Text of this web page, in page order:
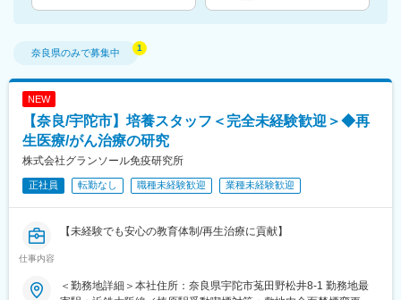
奈良県のみで募集中
NEW
【奈良/宇陀市】培養スタッフ＜完全未経験歓迎＞◆再
生医療/がん治療の研究
株式会社グランソール免疫研究所
正社員 転勤なし 職種未経験歓迎 業種未経験歓迎
仕事内容
【未経験でも安心の教育体制/再生治療に貢献】
■業務内容：
再生医療に用いる幹細胞やがん治療に用いる免疫細胞を扱う医療
＜勤務地詳細＞本社住所：奈良県宇陀市菟田野松井8-1 勤務地最